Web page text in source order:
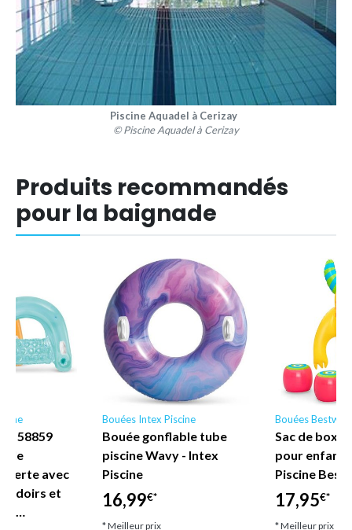
Piscine Aquadel à Cerizay
© Piscine Aquadel à Cerizay
Produits recommandés
pour la baignade
- 58859
avec
et
Bouées Intex Piscine
Bouée gonflable tube
piscine Wavy - Intex
Piscine
16,99€*
* Meilleur prix
Bouées Bestway
Sac de boxe
pour
Piscine
17,95€*
* Meilleur prix